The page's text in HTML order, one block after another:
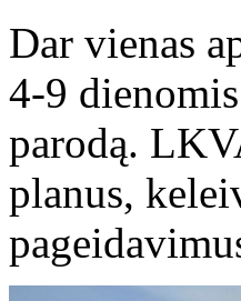
Dar vienas
4-9
parodą.
planus,